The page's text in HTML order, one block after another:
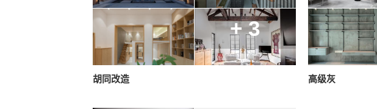
+ 3
胡同改造 高级灰